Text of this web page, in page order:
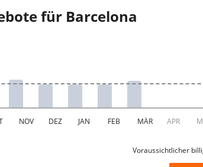
für Barcelona
Voraussichtlicher